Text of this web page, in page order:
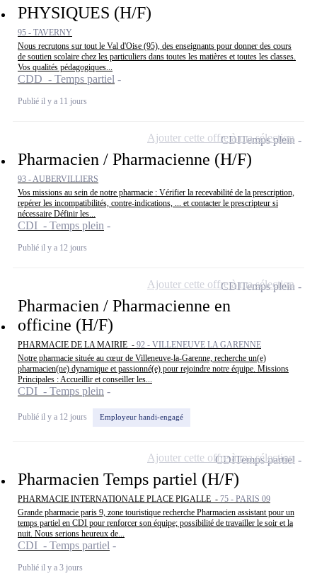
PHYSIQUES (H/F)
95 - TAVERNY
Nous recrutons sur tout le Val d'Oise (95), des enseignants pour donner des cours
de soutien scolaire chez les particuliers dans toutes les matières et toutes les classes.
Vos qualités pédagogiques...
CDD - Temps partiel
Publié il y a 11 jours
Pharmacien / Pharmacienne (H/F)
93 - AUBERVILLIERS
Vos missions au sein de notre pharmacie : Vérifier la recevabilité de la prescription,
repérer les incompatibilités, contre-indications, ... et contacter le prescripteur si
nécessaire Définir les...
CDI - Temps plein
Publié il y a 12 jours
CDITemps plein
Ajouter cette offre à ma sélection
Pharmacien / Pharmacienne en
officine (H/F)
PHARMACIE DE LA MAIRIE - 92 - VILLENEUVE LA GARENNE
Notre pharmacie située au cœur de Villeneuve-la-Garenne, recherche un(e)
pharmacien(ne) dynamique et passionné(e) pour rejoindre notre équipe. Missions
Principales : Accueillir et conseiller les...
CDI - Temps plein
Publié il y a 12 jours Employeur handi-engagé
CDITemps plein
Ajouter cette offre à ma sélection
Pharmacien Temps partiel (H/F)
PHARMACIE INTERNATIONALE PLACE PIGALLE - 75 - PARIS 09
Grande pharmacie paris 9, zone touristique recherche Pharmacien assistant pour un
temps partiel en CDI pour renforcer son équipe; possibilité de travailler le soir et la
nuit. Nous serions heureux de...
CDI - Temps partiel
Publié il y a 3 jours
CDITemps partiel
Ajouter cette offre à ma sélection